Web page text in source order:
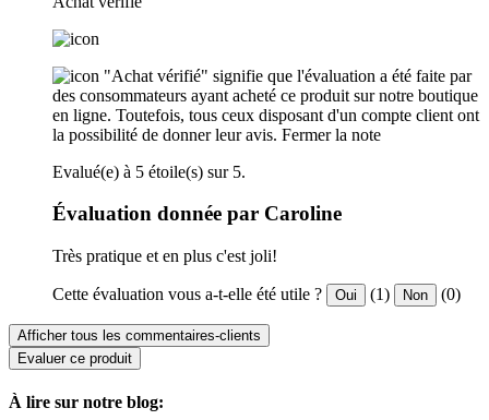
"Achat vérifié" signifie que l'évaluation a été faite par
des consommateurs ayant acheté ce produit sur notre boutique
en ligne. Toutefois, tous ceux disposant d'un compte client ont
la possibilité de donner leur avis. Fermer la note
Evalué(e) à 5 étoile(s) sur 5.
Évaluation donnée par Caroline
Très pratique et en plus c'est joli!
Cette évaluation vous a-t-elle été utile ? Oui (1) Non (0)
Afficher tous les commentaires-clients
Evaluer ce produit
À lire sur notre blog: